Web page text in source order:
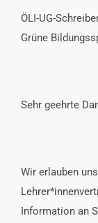
ÖLI-UG-
Grüne
Sehr geehrte
Wir erlauben
Information an